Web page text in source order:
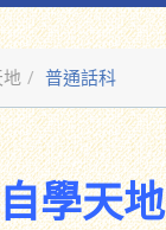
地 普通話科
學天地